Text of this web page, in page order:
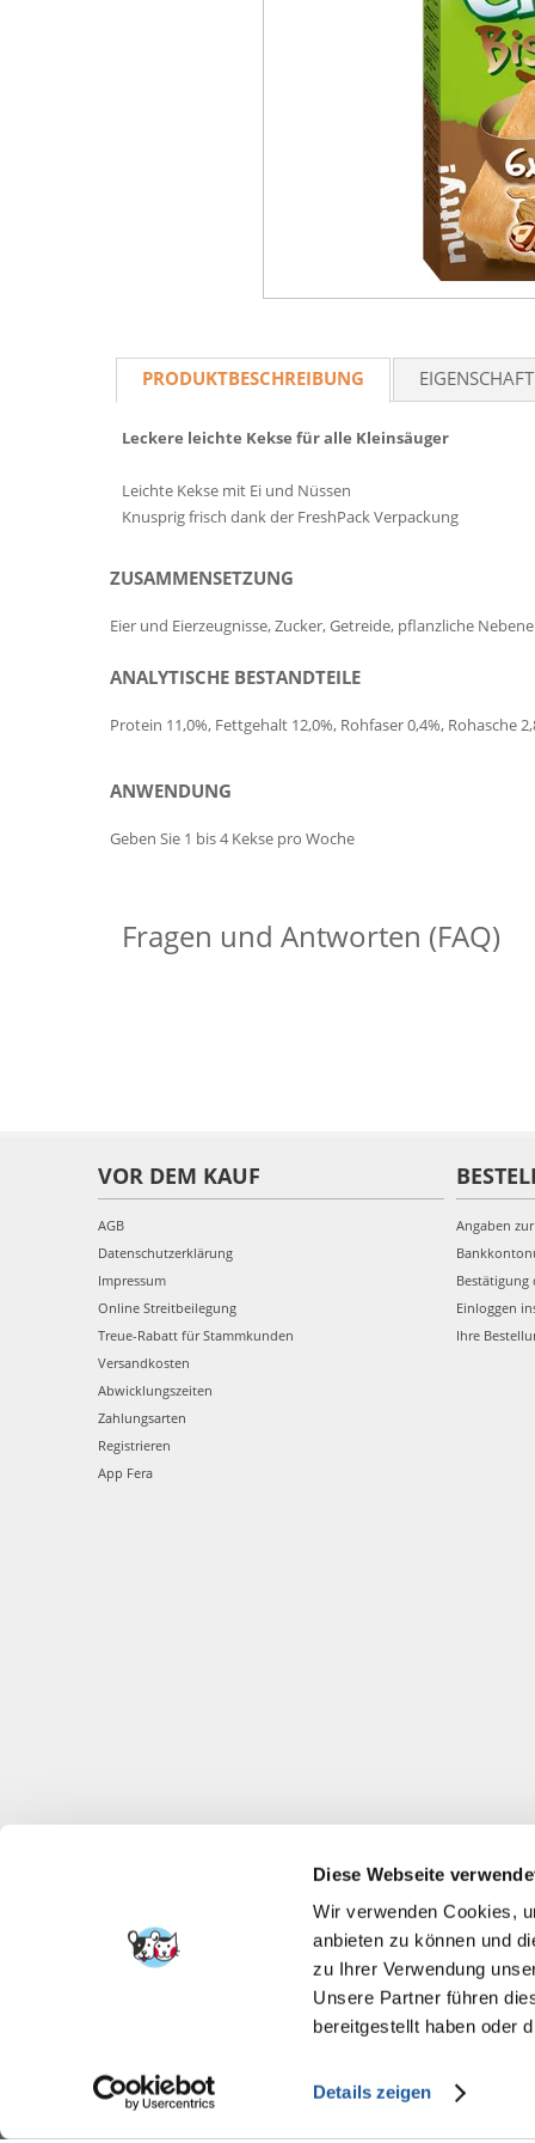
Diese Webseite
Wir verwenden Cookies,
anbieten zu können und
zu Ihrer Verwendung
Unsere Partner führen
bereitgestellt haben oder
Details zeigen
PRODUKTBESCHREIBUNG
Leckere leichte Kekse für alle Kleinsäuger
Leichte Kekse mit Ei und Nüssen
Knusprig frisch dank der FreshPack Verpackung
ZUSAMMENSETZUNG
Eier und Eierzeugnisse, Zucker, Getreide, pflanzliche
ANALYTISCHE BESTANDTEILE
Protein 11,0%, Fettgehalt 12,0%, Rohfaser 0,4%, Rohasche
ANWENDUNG
Geben Sie 1 bis 4 Kekse pro Woche
Fragen und Antworten (FAQ)
VOR DEM KAUF
AGB
Datenschutzerklärung
Impressum
Online Streitbeilegung
Treue-Rabatt für Stammkunden
Versandkosten
Abwicklungszeiten
Zahlungsarten
Registrieren
App Fera
Angaben
Bestätigung
Einloggen
Ihre